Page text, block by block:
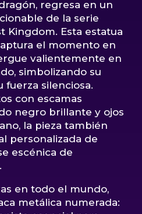
regresa en un
de la serie
Kingdom. Esta estatua
el momento en
valientemente en
simbolizando su
fuerza silenciosa.
con escamas
negro brillante y ojos
la pieza también
personalizada de
escénica de
en todo el mundo,
metálica numerada: